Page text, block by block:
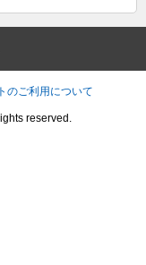
のご利用について
reserved.